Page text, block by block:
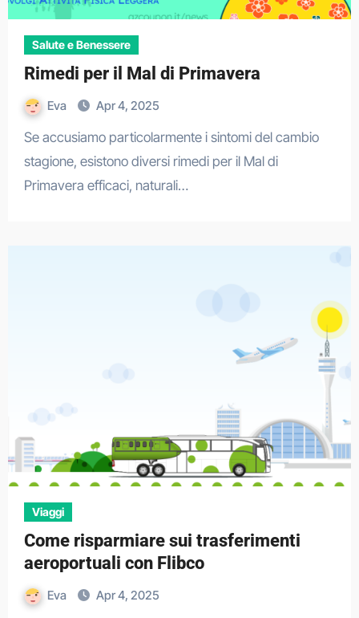
Salute e Benessere
Rimedi per il Mal di Primavera
Eva Apr 4, 2025
Se accusiamo particolarmente i sintomi del cambio
stagione, esistono diversi rimedi per il Mal di
Primavera efficaci, naturali…
Viaggi
Come risparmiare sui trasferimenti
aeroportuali con Flibco
Eva Apr 4, 2025